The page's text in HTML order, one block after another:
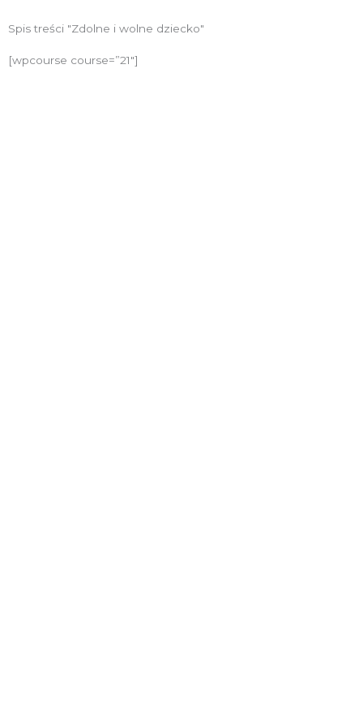
Spis treści "Zdolne i wolne dziecko"
[wpcourse course=”21″]